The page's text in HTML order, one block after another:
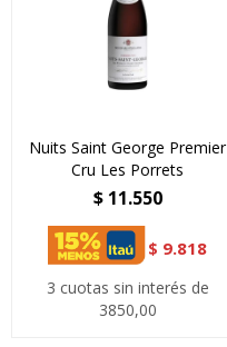
Nuits Saint George Premier
Cru Les Porrets
$ 11.550
$ 9.818
3 cuotas sin interés de
3850,00